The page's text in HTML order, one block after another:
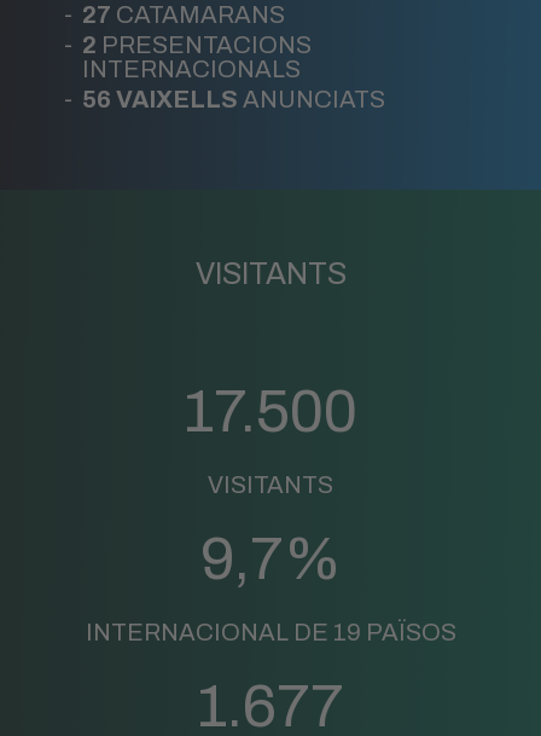
27 CATAMARANS
2 PRESENTACIONS
INTERNACIONALS
56 VAIXELLS ANUNCIATS
VISITANTS
17.500
VISITANTS
9,7%
INTERNACIONAL DE 19 PAÏSOS
1.677